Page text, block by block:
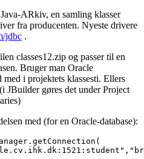
ARkiv, en samling klasser
fra producenten. Nyeste drivere
jdbc .
classes12.zip og passer til en
Bruger man Oracle
med i projektets klassesti. Ellers
gøres det under Project
med (for en Oracle-database):